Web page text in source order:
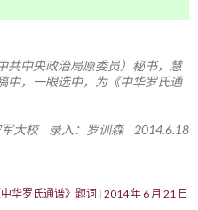
共中央政治局原委员）秘书，慧
中，一眼选中，为《中华罗氏通
军大校 录入：罗训森 2014.6.18
华罗氏通谱》题词 2014 年 6 月 21 日